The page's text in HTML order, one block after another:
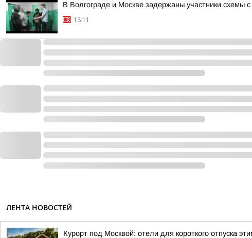
В Волгограде и Москве задержаны участники схемы
13:11
ЛЕНТА НОВОСТЕЙ
Курорт под Москвой: отели для короткого отпуска